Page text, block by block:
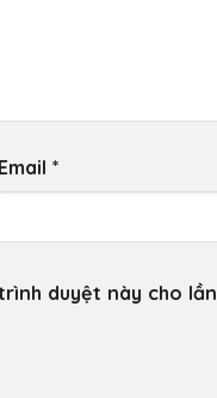
Email*
duyệt này cho